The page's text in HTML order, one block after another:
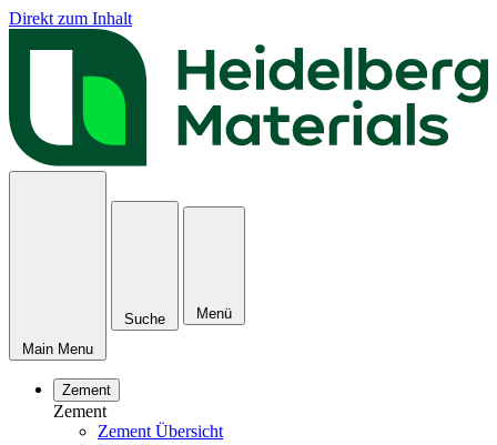
Direkt zum Inhalt
Main Menu
Suche Menü
Zement
Zement
Zement Übersicht